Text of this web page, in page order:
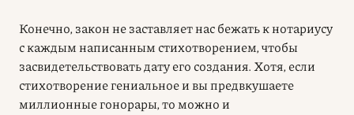
Конечно, закон не заставляет нас бежать к нотариусу
с каждым написанным стихотворением, чтобы
засвидетельствовать дату его создания. Хотя, если
стихотворение гениальное и вы предвкушаете
миллионные гонорары, то можно и